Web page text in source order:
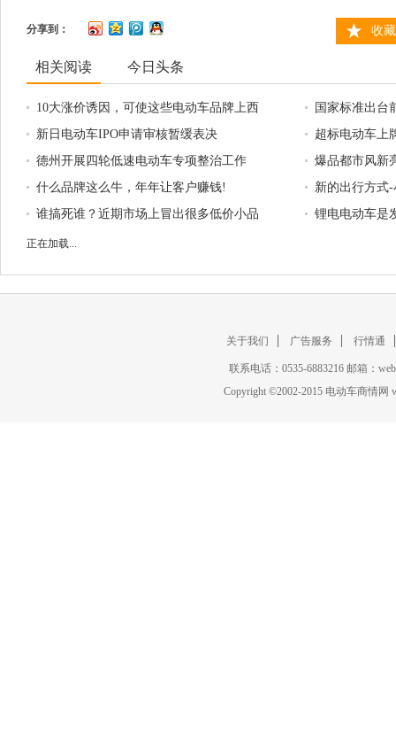
分享到： 收
相关阅读 今日头条
10大涨价诱因，可使这些电动车品牌上西
天！
国家标准出台
引争议
新日电动车IPO申请审核暂缓表决
超标电动车上
车将上牌
德州开展四轮低速电动车专项整治工作
爆品都市风新
销商后顾之忧
什么品牌这么牛，年年让客户赚钱!
新的出行方式
谁搞死谁？近期市场上冒出很多低价小品
牌，行业即将迎来血雨腥风！
锂电电动车是
正在加载...
关于我们 广告服务 行情通
联系电话：0535-6883216 邮箱：
Copyright ©2002-2015 电动车商情网